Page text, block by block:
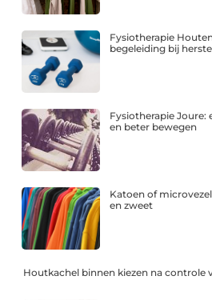
Fysiotherapie
begeleiding bij
Fysiotherapie Joure:
en beter bewegen
Katoen of
en zweet
Houtkachel binnen kiezen na controle